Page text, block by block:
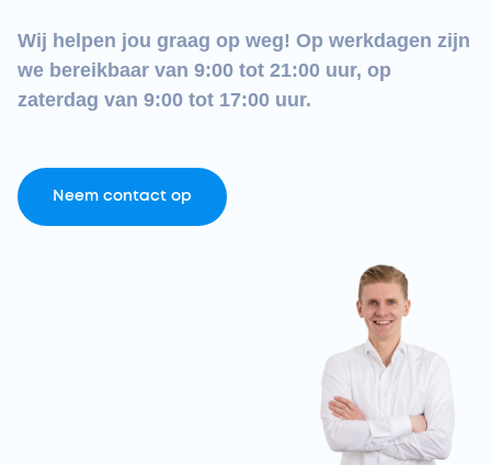
Wij helpen jou graag op weg! Op werkdagen zijn
we bereikbaar van 9:00 tot 21:00 uur, op
zaterdag van 9:00 tot 17:00 uur.
Neem contact op